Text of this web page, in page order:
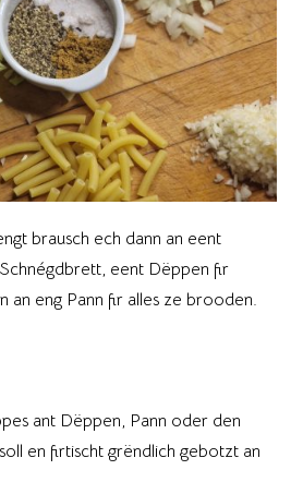
brausch ech dann an eent
eent Dëppen fir
an eng Pann fir alles ze brooden.
ant Dëppen, Pann oder den
en firtischt grëndlich gebotzt an